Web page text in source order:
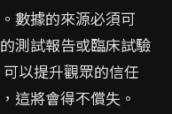
。數據的來源必須可
測試報告或臨床試驗
以提升觀眾的信任
這將會得不償失。